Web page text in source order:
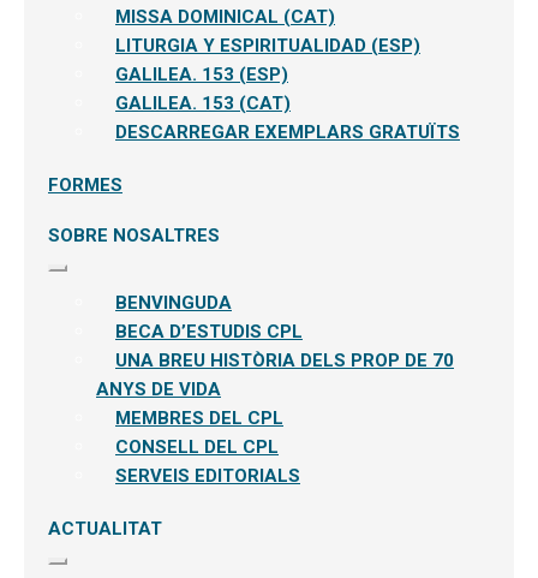
MISSA DOMINICAL (CAT)
LITURGIA Y ESPIRITUALIDAD (ESP)
GALILEA. 153 (ESP)
GALILEA. 153 (CAT)
DESCARREGAR EXEMPLARS GRATUÏTS
FORMES
SOBRE NOSALTRES
Expandeix
secundari
BENVINGUDA
BECA D’ESTUDIS CPL
UNA BREU HISTÒRIA DELS PROP DE 70
ANYS DE VIDA
MEMBRES DEL CPL
CONSELL DEL CPL
SERVEIS EDITORIALS
ACTUALITAT
Expandeix